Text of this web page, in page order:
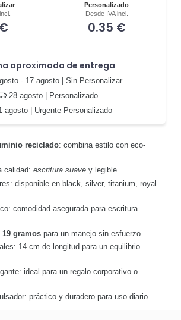
Personalizado
Desde IVA incl.
0.35 €
aproximada de entrega
- 17 agosto| Sin Personalizar
28 agosto| Personalizado
agosto | Urgente Personalizado
reciclado: combina estilo con eco-
calidad: escritura suavey legible.
disponible en black, silver, titanium, royal
comodidad asegurada para escritura
19 gramospara un manejo sin esfuerzo.
14 cm de longitud para un equilibrio
ideal para un regalo corporativo o
práctico y duradero para uso diario.